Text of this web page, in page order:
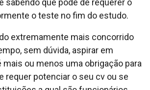
sabendo que pode de requerer o
o teste no fim do estudo.
extremamente mais concorrido
sem dúvida, aspirar em
ou menos uma obrigação para
requer potenciar o seu cv ou se